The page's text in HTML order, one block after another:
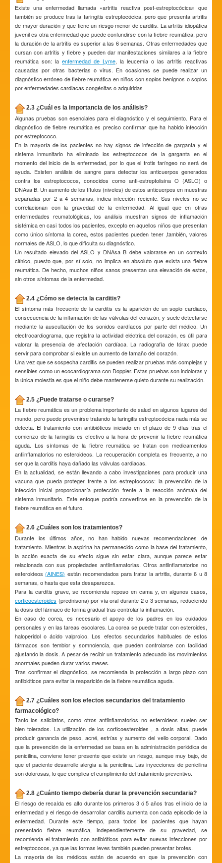
Existe una enfermedad llamada «artritis reactiva post-estreptocócica» que
también se produce tras la faringitis estreptocócica, pero que presenta artritis
de mayor duración y que tiene un riesgo menor de carditis. La artritis idiopática
juvenil es otra enfermedad que puede confundirse con la fiebre reumática, pero
la duración de la artritis es superior a las 6 semanas. Otras enfermedades que
cursan con artritis y fiebre y pueden dar manifestaciones similares a la fiebre
reumática son: la enfermedad de Lyme, la leucemia o las artritis reactivas
causadas por otras bacterias o virus. En ocasiones se puede realizar un
diagnóstico erróneo de fiebre reumática en niños con soplos benignos o soplos
por enfermedades cardiacas congénitas o adquiridas
2.3 ¿Cuál es la importancia de los análisis?
Algunas pruebas son esenciales para el diagnóstico y el seguimiento. Para el
diagnóstico de fiebre reumática es preciso confirmar que ha habido infección
por estreptococo.
En la mayoría de los pacientes no hay signos de infección de garganta y el
sistema inmunitario ha eliminado los estreptococos de la garganta en el
momento del inicio de la enfermedad, por lo que el frotis faríngeo no será de
ayuda. Existen análisis de sangre para detectar los anticuerpos generados
contra los estreptococos, conocidos como anti-estreptolisina O (ASLO) o
DNAsa B. Un aumento de los títulos (niveles) de estos anticuerpos en muestras
separadas por 2 a 4 semanas, indica infección reciente. Sus niveles no se
correlacionan con la gravedad de la enfermedad. Al igual que en otras
enfermedades reumatológicas, los análisis muestran signos de inflamación
sistémica en casi todos los pacientes, excepto en aquellos niños que presentan
como único síntoma la corea, estos pacientes pueden tener ,también, valores
normales de ASLO, lo que dificulta su diagnóstico.
Un resultado elevado del ASLO y DNAsa B debe valorarse en un contexto
clínico, puesto que, por sí solo, no implica en absoluto que exista una fiebre
reumática. De hecho, muchos niños sanos presentan una elevación de estos,
sin otros síntomas de la enfermedad.
2.4 ¿Cómo se detecta la carditis?
El síntoma más frecuente de la carditis es la aparición de un soplo cardiaco,
consecuencia de la inflamación de las válvulas del corazón, y suele detectarse
mediante la auscultación de los sonidos cardíacos por parte del médico. Un
electrocardiograma, que registra la actividad eléctrica del corazón, es útil para
valorar la presencia de afectación cardíaca. La radiografía de tórax puede
servir para comprobar si existe un aumento de tamaño del corazón.
Una vez que se sospecha carditis se pueden realizar pruebas más complejas y
sensibles como un ecocardiograma con Doppler. Estas pruebas son indoloras y
la única molestia es que el niño debe mantenerse quieto durante su realización.
2.5 ¿Puede tratarse o curarse?
La fiebre reumática es un problema importante de salud en algunos lugares del
mundo, pero puede prevenirse tratando la faringitis estreptocócica nada más se
detecta. El tratamiento con antibióticos iniciado en el plazo de 9 días tras el
comienzo de la faringitis es efectivo a la hora de prevenir la fiebre reumática
aguda. Los síntomas de la fiebre reumática se tratan con medicamentos
antiinflamatorios no esteroideos. La recuperación completa es frecuente, a no
ser que la carditis haya dañado las válvulas cardiacas.
En la actualidad, se están llevando a cabo investigaciones para producir una
vacuna que pueda proteger frente a los estreptococos: la prevención de la
infección inicial proporcionaría protección frente a la reacción anómala del
sistema inmunitario. Este enfoque podría convertirse en la prevención de la
fiebre reumática en el futuro.
2.6 ¿Cuáles son los tratamientos?
Durante los últimos años, no han habido nuevas recomendaciones de
tratamiento. Mientras la aspirina ha permanecido como la base del tratamiento,
la acción exacta de su efecto sigue sin estar clara, aunque parece estar
relacionada con sus propiedades antiinflamatorias. Otros antiinflamatorios no
esteroideos(AINES) están recomendados para tratar la artritis, durante 6 u 8
semanas, o hasta que esta desaparezca.
Para la carditis grave, se recomienda reposo en cama y, en algunos casos,
corticoesteroides (prednisona) por vía oral durante 2 o 3 semanas, reduciendo
la dosis del fármaco de forma gradual tras controlar la inflamación.
En caso de corea, es necesario el apoyo de los padres en los cuidados
personales y en las tareas escolares. La corea se puede tratar con esteroides,
haloperidol o ácido valproico. Los efectos secundarios habituales de estos
fármacos son temblor y somnolencia, que pueden controlarse con facilidad
ajustando la dosis. A pesar de recibir un tratamiento adecuado los movimientos
anormales pueden durar varios meses.
Tras confirmar el diagnóstico, se recomienda la protección a largo plazo con
antibióticos para evitar la reaparición de la fiebre reumática aguda.
2.7 ¿Cuáles son los efectos secundarios del tratamiento
farmacológico?
Tanto los salicilatos, como otros antiinflamatorios no esteroideos suelen ser
bien tolerados. La utilización de los corticoesteroides , a dosis altas, puede
producir ganancia de peso, acné, estrías y aumento del vello corporal. Dado
que la prevención de la enfermedad se basa en la administración periódica de
penicilina, conviene tener presente que existe un riesgo, aunque muy bajo, de
que el paciente desarrolle alergia a la penicilina. Las inyecciones de penicilina
son dolorosas, lo que complica el cumplimiento del tratamiento preventivo.
2.8 ¿Cuánto tiempo debería durar la prevención secundaria?
El riesgo de recaída es alto durante los primeros 3 ó 5 años tras el inicio de la
enfermedad y el riesgo de desarrollar carditis aumenta con cada episodio de la
enfermedad. Durante este tiempo, para todos los pacientes que hayan
presentado fiebre reumática, independientemente de su gravedad, se
recomienda el tratamiento con antibióticos para evitar nuevas infecciones por
estreptococos, ya que las formas leves también pueden presentar brotes.
La mayoría de los médicos están de acuerdo en que la prevención con